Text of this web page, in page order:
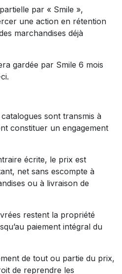
par « Smile »,
une action en rétention
marchandises déjà
gardée par Smile 6 mois
sont transmis à
constituer un engagement
écrite, le prix est
net sans escompte à
ou à livraison de
restent la propriété
paiement intégral du
de tout ou partie du prix,
de reprendre les